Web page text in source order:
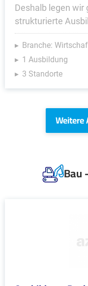
Deshalb legen wir
strukturierte
Branche:
1 Ausbildung
3 Standorte
Bau